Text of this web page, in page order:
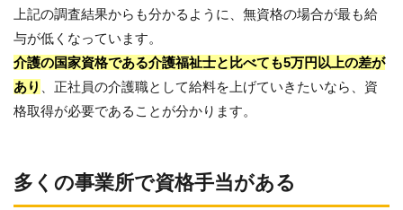
上記の調査結果からも分かるように、無資格の場合が最も給
与が低くなっています。
介護の国家資格である介護福祉士と比べても5万円以上の差が
あり
、正社員の介護職として給料を上げていきたいなら、資
格取得が必要であることが分かります。
多くの事業所で資格手当がある